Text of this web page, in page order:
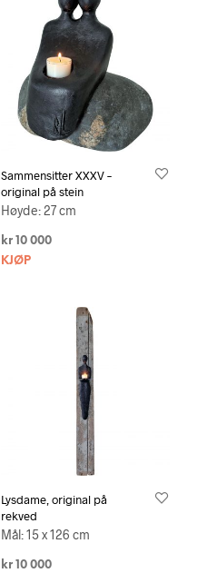
Sammensitter XXXV –
original på stein
Høyde: 27 cm
kr10 000
KJØP
Lysdame, original på
rekved
Mål: 15 x 126 cm
kr10 000